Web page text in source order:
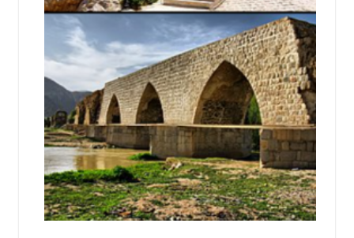
علمی
آموزشی
دسترسی
ارتباط
تعرفه